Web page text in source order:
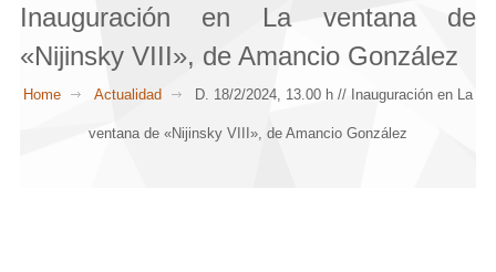
Inauguración en La ventana de
«Nijinsky VIII», de Amancio González
Home Actualidad D. 18/2/2024, 13.00 h // Inauguración en La
ventana de «Nijinsky VIII», de Amancio González